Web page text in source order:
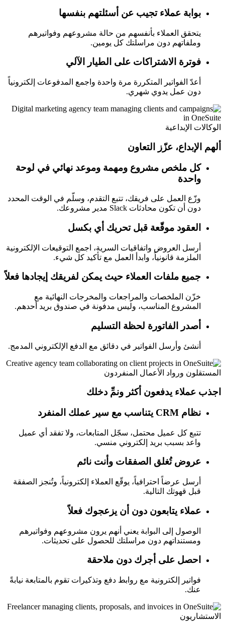
بوابة عملاء تجيب عن أسئلتهم بنفسها
يتحقق العملاء بأنفسهم من حالة مشروعهم وفواتيرهم
وملفاتهم دون مراسلتك كل يومين.
فوترة الاشتراكات على الطيار الآلي
أعدّ الفواتير المتكررة مرة واحدة واجمع المدفوعات إلكترونياً
دون عمل يدوي شهري.
الوكالات الإبداعية
ألهم الإبداع، عزّز التعاون
كل ملخص مشروع ومهمة وموعد نهائي في لوحة
واحدة
وزّع العمل على فريقك، تتبع التقدم، وسلّم في الوقت المحدد
دون أن تكون محادثات Slack مدير مشروعك.
العقود موقّعة قبل تحريك أي بكسل
أرسل العروض واتفاقيات السرية، اجمع التوقيعات الإلكترونية
الملزمة قانونياً، وابدأ العمل مع تأكيد كل شيء.
جميع ملفات العملاء حيث يمكن لفريقك إيجادها فعلاً
خزّن الملخصات والمراجعات والمخرجات النهائية مع
المشروع المناسب، وليس مدفونة في صندوق بريد أحدهم.
أصدر الفاتورة لحظة التسليم
أنشئ وأرسل الفواتير في دقائق مع الدفع الإلكتروني المدمج.
المستقلون ورواد الأعمال المنفردون
اجذب عملاء يدفعون أكثر ونمِّ دخلك
نظام CRM يتناسب مع سير عملك المنفرد
تتبع كل عميل محتمل، سجّل المتابعات، ولا تفقد أي عميل
واعد بسبب بريد إلكتروني منسي.
عروض تُغلق الصفقات وأنت نائم
أرسل عرضاً احترافياً، يوقّع العملاء إلكترونياً، وتُنجز الصفقة
قبل قهوتك التالية.
عملاء يتابعون دون أن يزعجوك فعلاً
الوصول إلى البوابة يعني أنهم يرون مشروعهم وفواتيرهم
ومستنداتهم دون مراسلتك للحصول على تحديثات.
احصل على أجرك دون ملاحقة
فواتير إلكترونية مع روابط دفع وتذكيرات تقوم بالمتابعة نيابةً
عنك.
الاستشاريون